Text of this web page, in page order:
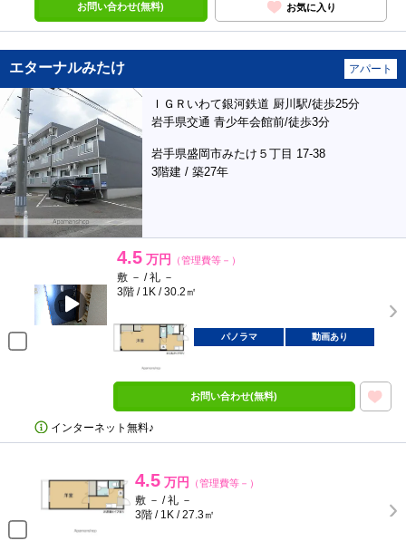
お問い合わせ(無料) お気に入り
エターナルみたけ アパート
ＩＧＲいわて銀河鉄道 厨川駅/徒歩25分
岩手県交通 青少年会館前/徒歩3分
岩手県盛岡市みたけ５丁目 17-38
3階建 / 築27年
4.5 万円 （管理費等－）
敷 － / 礼 －
3階 / 1K / 30.2㎡
パノラマ 動画あり
お問い合わせ(無料)
インターネット無料♪
4.5 万円 （管理費等－）
敷 － / 礼 －
3階 / 1K / 27.3㎡